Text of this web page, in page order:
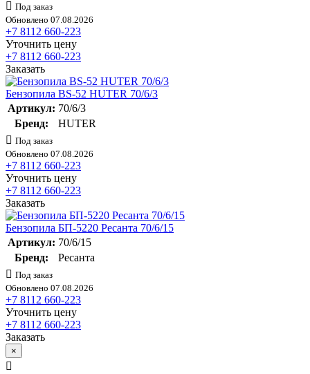
Под заказ
Обновлено 07.08.2026
+7 8112 660-223
Уточнить цену
+7 8112 660-223
Заказать
Бензопила BS-52 HUTER 70/6/3
Артикул: 70/6/3
Бренд:
HUTER
Под заказ
Обновлено 07.08.2026
+7 8112 660-223
Уточнить цену
+7 8112 660-223
Заказать
Бензопила БП-5220 Ресанта 70/6/15
Артикул: 70/6/15
Бренд:
Ресанта
Под заказ
Обновлено 07.08.2026
+7 8112 660-223
Уточнить цену
+7 8112 660-223
Заказать
×